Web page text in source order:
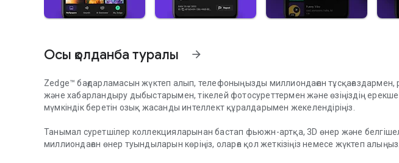
Осы қолданба туралы arrow_forward
Zedge™ бағдарламасын жүктеп алып, телефоныңызды миллиондаған
және хабарландыру дыбыстарымен, тікелей фотосуреттермен және өзіңіздің ерекше
мүмкіндік беретін озық жасанды интеллект құралдарымен жекелендіріңіз.
Танымал суретшілер коллекцияларынан бастап фьюжн-артқа, 3D өнер және
миллиондаған өнер туындыларын көріңіз, оларға қол жеткізіңіз немесе жүктеп